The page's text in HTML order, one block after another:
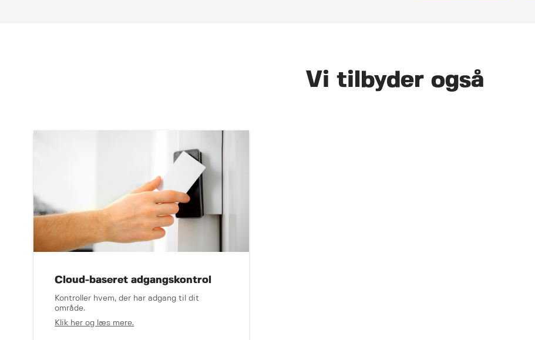
Vi tilbyder også
Cloud-baseret adgangskontrol
Kontroller hvem, der har adgang til dit
område.
Klik her og læs mere.